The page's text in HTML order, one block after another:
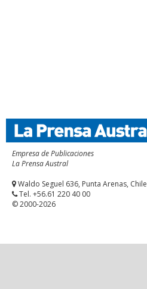
Empresa de Publicaciones
La Prensa Austral
Waldo Seguel 636, Punta Arenas, Chile
Tel. +56.61 220 40 00
© 2000-2026